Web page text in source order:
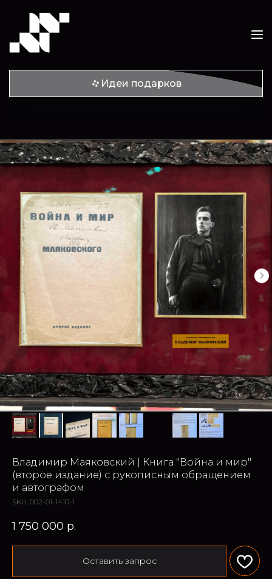
Идеи подарков
Владимир Маяковский | Книга "Война и мир"
(второе издание) с рукописным обращением
и автографом
SKU: 002-01-1410-1
1 750 000 р.
Оставить запрос